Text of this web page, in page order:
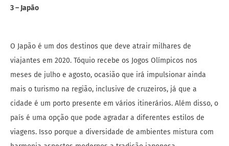
3 – Japão
O Japão é um dos destinos que deve atrair milhares de
viajantes em 2020. Tóquio recebe os Jogos Olímpicos nos
meses de julho e agosto, ocasião que irá impulsionar ainda
mais o turismo na região, inclusive de cruzeiros, já que a
cidade é um porto presente em vários itinerários. Além disso, o
país é uma opção que pode agradar a diferentes estilos de
viagens. Isso porque a diversidade de ambientes mistura com